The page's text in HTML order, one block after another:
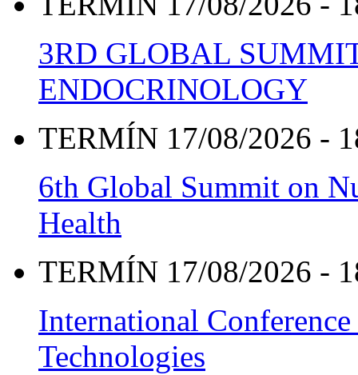
3RD GLOBAL
ENDOCRINOLOGY
TERMÍN 17/08/2026 -
6th Global Summit on
Health
TERMÍN 17/08/2026 -
International
Technologies